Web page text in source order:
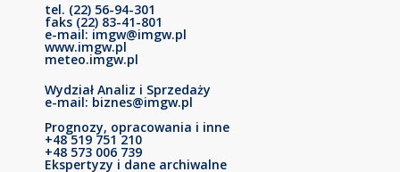
tel. (22) 56-94-301
faks (22) 83-41-801
e-mail: imgw@imgw.pl
www.imgw.pl
meteo.imgw.pl
Wydział Analiz i Sprzedaży
e-mail: biznes@imgw.pl
Prognozy, opracowania i inne
+48 519 751 210
+48 573 006 739
Ekspertyzy i dane archiwalne